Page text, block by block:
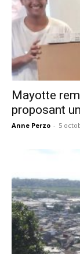
Mayotte
proposant
Anne Perzo - 5